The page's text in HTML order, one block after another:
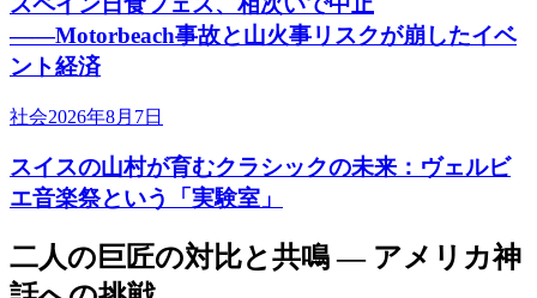
――Motorbeach事故と山火事リスクが崩したイベ
ント経済
社会2026年8月7日
スイスの山村が育むクラシックの未来：ヴェルビ
エ音楽祭という「実験室」
二人の巨匠の対比と共鳴 — アメリカ神